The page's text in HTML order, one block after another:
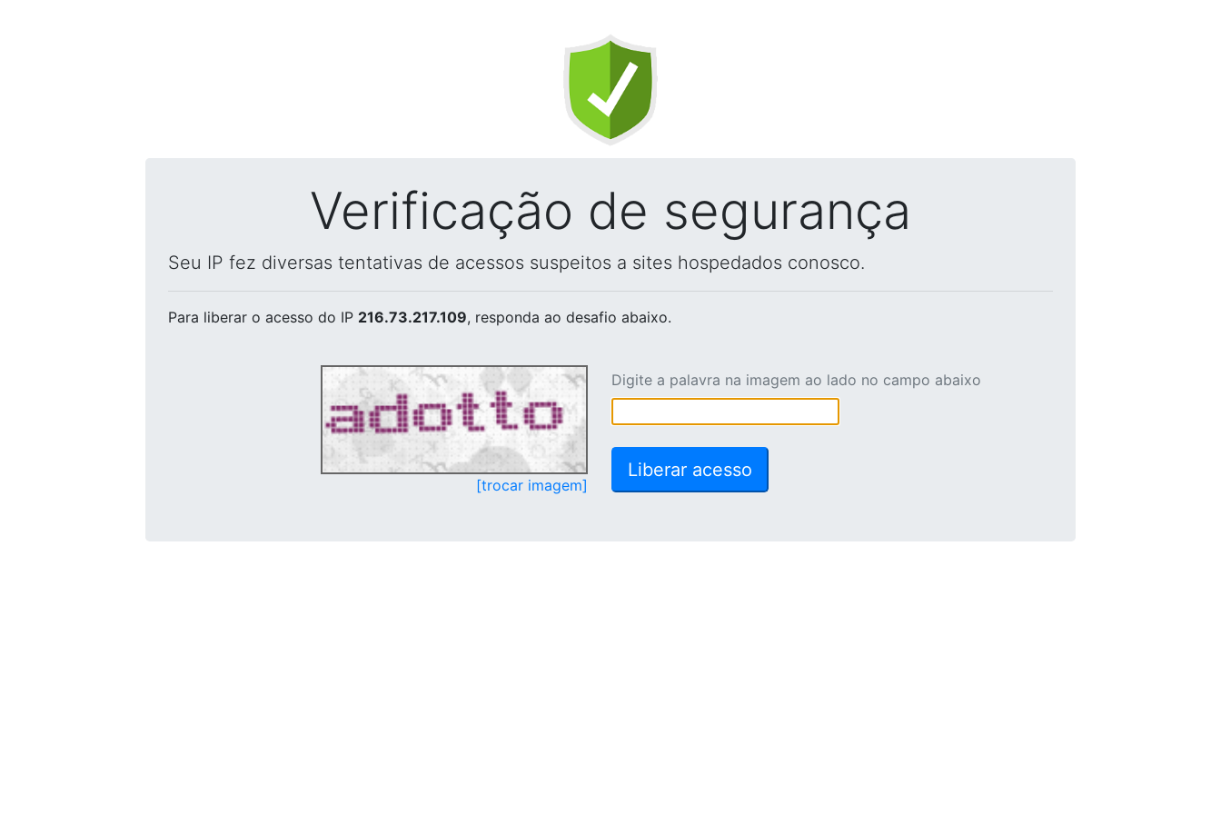
Verificação de segurança
Seu IP fez diversas tentativas de acessos suspeitos a sites hospedados conosco.
Para liberar o acesso do IP 216.73.217.109, responda ao desafio abaixo.
[trocar imagem]
Digite a palavra na imagem ao lado no campo abaixo